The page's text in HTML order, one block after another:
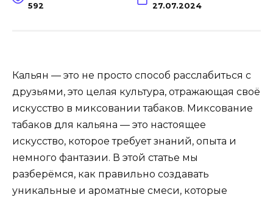
592 27.07.2024
Кальян — это не просто способ расслабиться с
друзьями, это целая культура, отражающая своё
искусство в миксовании табаков. Миксование
табаков для кальяна — это настоящее
искусство, которое требует знаний, опыта и
немного фантазии. В этой статье мы
разберёмся, как правильно создавать
уникальные и ароматные смеси, которые